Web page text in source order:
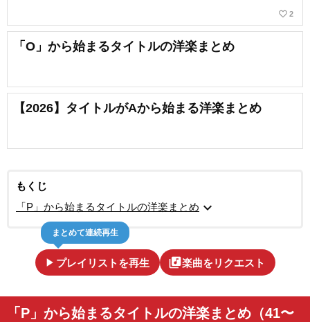
favorite_border 2
「O」から始まるタイトルの洋楽まとめ
【2026】タイトルがAから始まる洋楽まとめ
もくじ
「P」から始まるタイトルの洋楽まとめ expand_more
play_arrow プレイリストを再生
まとめて連続再生
library_music楽曲をリクエスト
「P」から始まるタイトルの洋楽まとめ（41〜